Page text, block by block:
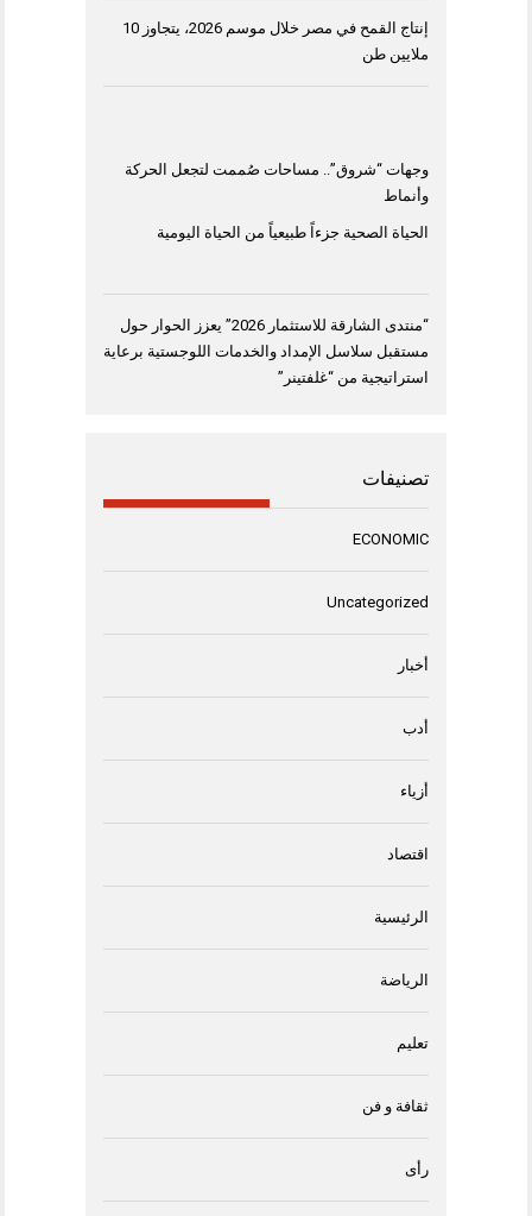
إنتاج القمح في مصر خلال موسم 2026، يتجاوز 10
ملايين طن
وجهات “شروق”.. مساحات صُممت لتجعل الحركة
وأنماط
الحياة الصحية جزءاً طبيعياً من الحياة اليومية
“منتدى الشارقة للاستثمار 2026” يعزز الحوار حول
مستقبل سلاسل الإمداد والخدمات اللوجستية برعاية
استراتيجية من “غلفتينر”
تصنيفات
ECONOMIC
Uncategorized
أخبار
أدب
أزياء
اقتصاد
الرئيسية
الرياضة
تعليم
ثقافة و فن
رأى